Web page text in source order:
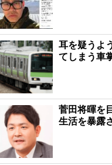
耳を疑うよ
てしまう車
菅田将暉を
生活を暴露